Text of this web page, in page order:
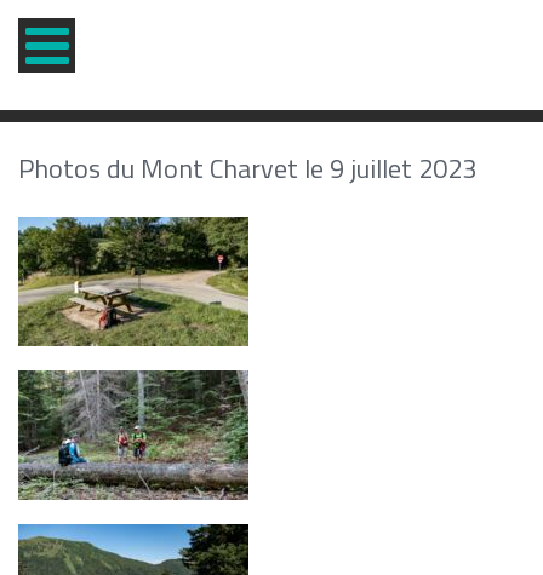
Photos du Mont Charvet le 9 juillet 2023